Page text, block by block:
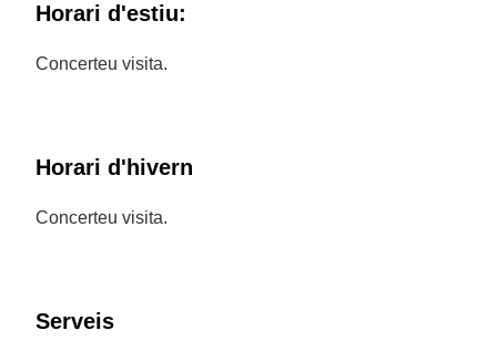
Horari d'estiu:
Concerteu visita.
Horari d'hivern
Concerteu visita.
Serveis